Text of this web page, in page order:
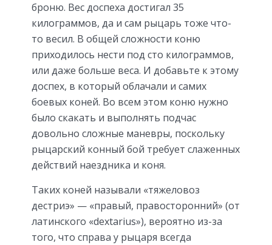
броню. Вес доспеха достигал 35
килограммов, да и сам рыцарь тоже что-
то весил. В общей сложности коню
приходилось нести под сто килограммов,
или даже больше веса. И добавьте к этому
доспех, в который облачали и самих
боевых коней. Во всем этом коню нужно
было скакать и выполнять подчас
довольно сложные маневры, поскольку
рыцарский конный бой требует слаженных
действий наездника и коня.
Таких коней называли «тяжеловоз
дестриэ» — «правый, правосторонний» (от
латинского «dextarius»), вероятно из-за
того, что справа у рыцаря всегда